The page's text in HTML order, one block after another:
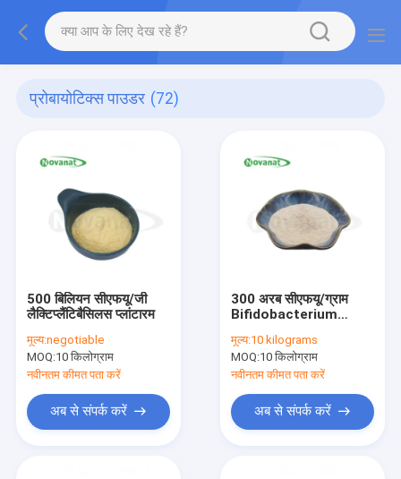
प्रोबायोटिक्स पाउडर (72)
500 बिलियन सीएफयू/जी
लैक्टिप्लैंटिबैसिलस प्लांटारम
मूल्य:negotiable
MOQ:10 किलोग्राम
नवीनतम कीमत पता करें
अब से संपर्क करें
300 अरब सीएफयू/ग्राम
Bifidobacterium
longum
मूल्य:10 kilograms
MOQ:10 किलोग्राम
नवीनतम कीमत पता करें
अब से संपर्क करें